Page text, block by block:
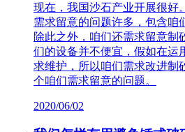
现在，我国沙石产业开展很好
需求留意的问题许多，包含咱
除此之外，咱们还需求留意制
们的设备并不便宜，假如在运
求维护，所以咱们需求改进制
个咱们需求留意的问题。
2020/06/02